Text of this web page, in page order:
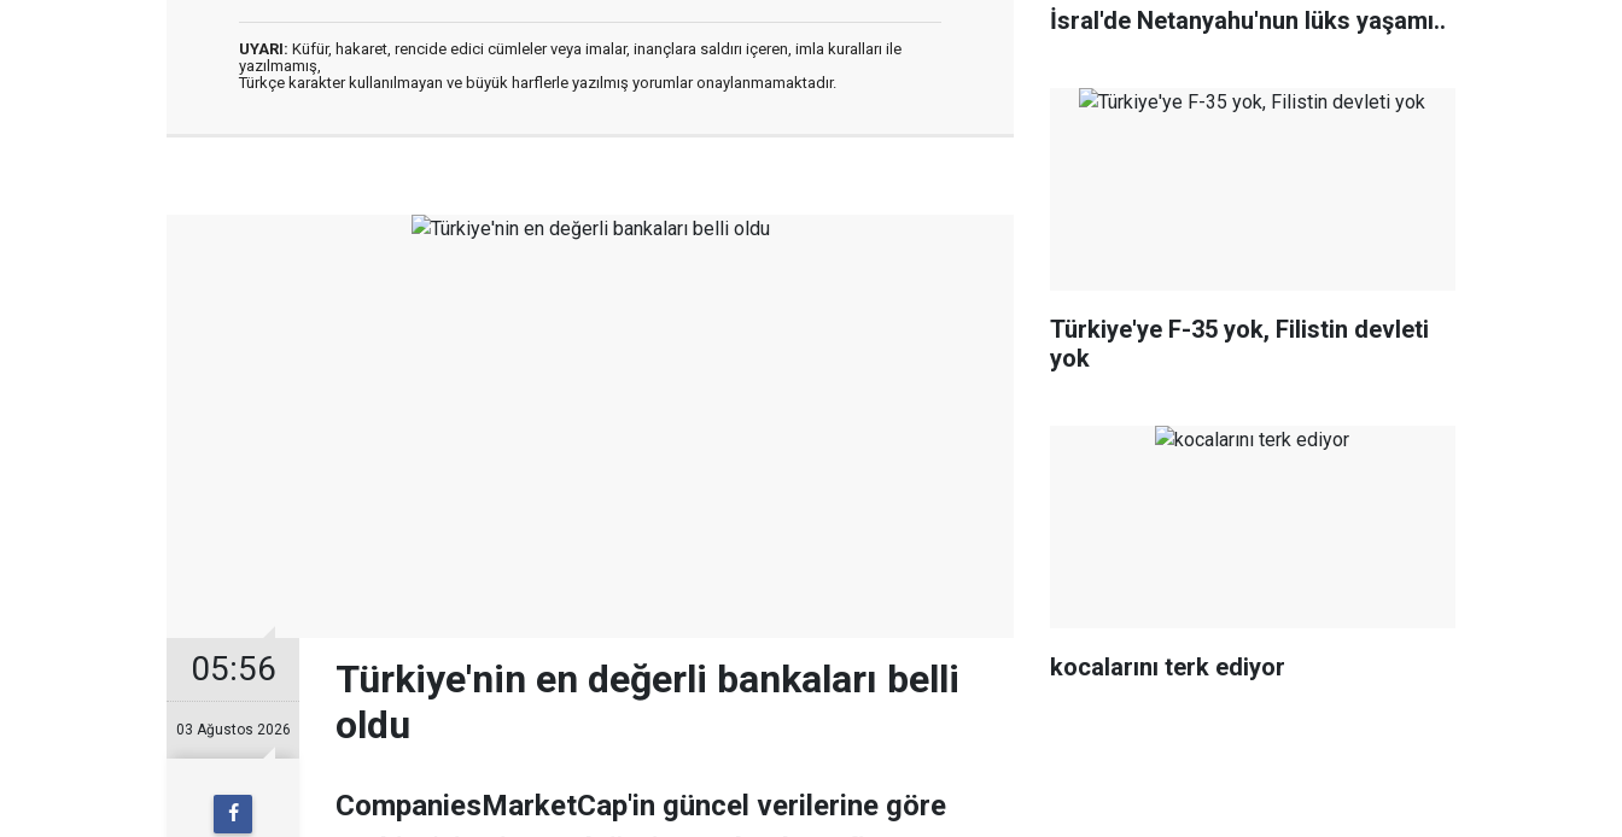
UYARI: Küfür, hakaret, rencide edici cümleler veya imalar, inançlara saldırı içeren, imla kuralları ile
yazılmamış,
Türkçe karakter kullanılmayan ve büyük harflerle yazılmış yorumlar onaylanmamaktadır.
05:56
03 Ağustos 2026
Türkiye'nin en değerli bankaları belli
oldu
CompaniesMarketCap'in güncel verilerine göre
İsral'de Netanyahu'nun lüks yaşamı..
Türkiye'ye F-35 yok, Filistin devleti
yok
kocalarını terk ediyor